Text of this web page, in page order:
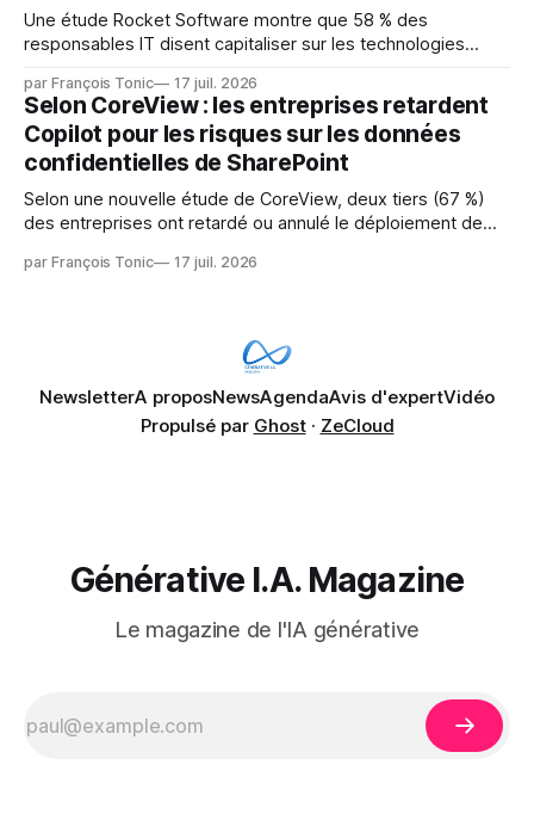
Une étude Rocket Software montre que 58 % des
responsables IT disent capitaliser sur les technologies
pression sur les usages et l'investissement. Cette pression
révèle un écart entre l'ambition et la préparation.
par François Tonic 17 juil. 2026
Selon CoreView : les entreprises retardent
Copilot pour les risques sur les données
confidentielles de SharePoint
Selon une nouvelle étude de CoreView, deux tiers (67 %)
des entreprises ont retardé ou annulé le déploiement de
données confidentielles de SharePoint. Les trois quarts (75
par François Tonic 17 juil. 2026
NewsletterA proposNewsAgendaAvis d'expertVidéo
Propulsé par Ghost· ZeCloud
Générative I.A. Magazine
Le magazine de l'IA générative